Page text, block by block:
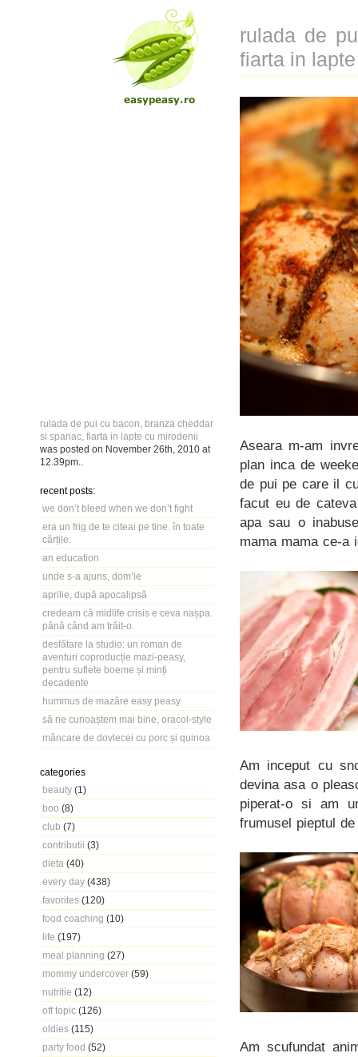
rulada de pui cu bacon, branza cheddar
si spanac, fiarta in lapte cu mirodenii
was posted on November 26th, 2010 at
12.39pm
recent posts:
we don’t bleed when we don’t fight
era un frig de te citeai pe tine. în toate
cărțile.
an education
unde s-a ajuns, dom’le
aprilie, după apocalipsă
credeam că midlife crisis e ceva nașpa.
până când am trăit-o.
desfătare la studio: un roman de
aventuri coproducție mazi-peasy,
pentru suflete boeme și minți
decadente
hummus de mazăre easy peasy
să ne cunoaștem mai bine, oracol-style
mâncare de dovlecei cu porc și quinoa
categories
beauty (1)
boo (8)
club (7)
contributii (3)
dieta (40)
every day (438)
favorites (120)
food coaching (10)
life (197)
meal planning (27)
mommy undercover (59)
nutritie (12)
off topic (126)
oldies (115)
party food (52)
rulada de
fiarta in
Aseara m-am
plan inca de
de pui pe care il
facut eu de
apa sau o
mama mama ce-a
Am inceput cu
devina asa o
piperat-o si am
frumusel pieptul
Am scufundat